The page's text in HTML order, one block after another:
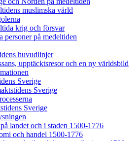
muslimska värld
krig och försvar
personer på medeltiden
huvudlinjer
upptäcktsresor och en ny världsbild
Sverige
Sverige
Sverige
landet och i staden 1500-1776
och handel 1500-1776